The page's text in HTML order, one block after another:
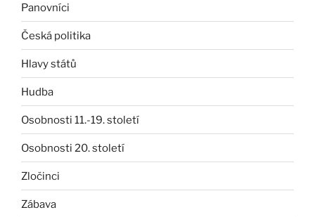
Panovníci
Česká politika
Hlavy států
Hudba
Osobnosti 11.-19. století
Osobnosti 20. století
Zločinci
Zábava